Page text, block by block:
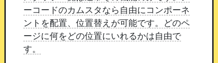
とを書いてもらう使い方に向いています
「入力してチャットに送る」では、入力欄の見出
しと記入例も設定できます。
ーコードのカムスタなら自由にコンポーネ
ントを配置、位置替えが可能です。どのペ
ージに何をどの位置にいれるかは自由で
す。